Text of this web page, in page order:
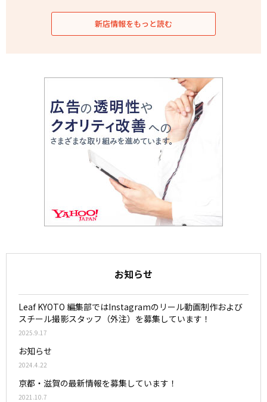
新店情報をもっと読む
お知らせ
Leaf KYOTO 編集部ではInstagramのリール動画制作および
スチール撮影スタッフ（外注）を募集しています！
2025.9.17
お知らせ
2024.4.22
京都・滋賀の最新情報を募集しています！
2021.10.7